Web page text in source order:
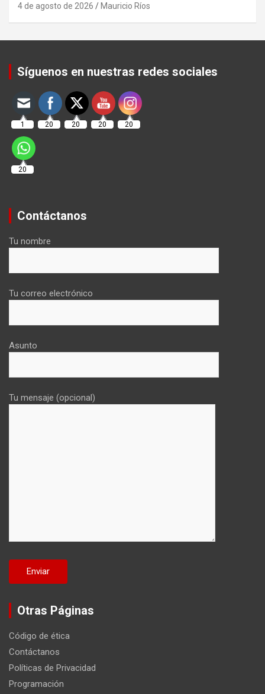
4 de agosto de 2026 Mauricio Ríos
Síguenos en nuestras redes sociales
1 20 20 20 20
20
Contáctanos
Tu nombre
Tu correo electrónico
Asunto
Tu mensaje (opcional)
Otras Páginas
Código de ética
Contáctanos
Políticas de Privacidad
Programación